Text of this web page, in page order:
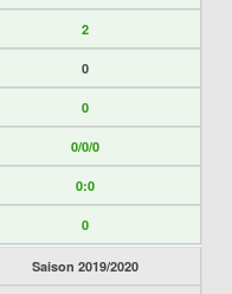
2
0
0
0/0/0
0:0
0
Saison 2019/2020